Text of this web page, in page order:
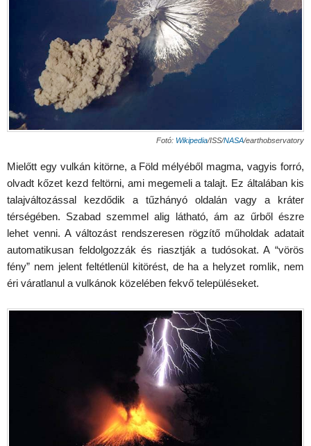
Fotó: Wikipedia/ISS/NASA/earthobservatory
Mielőtt egy vulkán kitörne, a Föld mélyéből magma, vagyis forró,
olvadt kőzet kezd feltörni, ami megemeli a talajt. Ez általában kis
talajváltozással kezdődik a tűzhányó oldalán vagy a kráter
térségében. Szabad szemmel alig látható, ám az űrből észre
lehet venni. A változást rendszeresen rögzítő műholdak adatait
automatikusan feldolgozzák és riasztják a tudósokat. A “vörös
fény” nem jelent feltétlenül kitörést, de ha a helyzet romlik, nem
éri váratlanul a vulkánok közelében fekvő településeket.